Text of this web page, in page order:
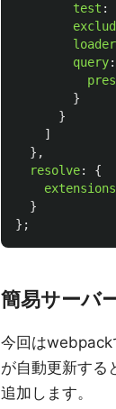
test :
loader
query
}
}
]
},
resolve:
{
extensions
}
};
簡易サーバ
今回はwebpack
が自動更新する
追加します。